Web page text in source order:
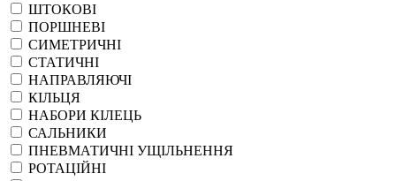
ШТОКОВІ
ПОРШНЕВІ
СИМЕТРИЧНІ
СТАТИЧНІ
НАПРАВЛЯЮЧІ
КІЛЬЦЯ
НАБОРИ КІЛЕЦЬ
САЛЬНИКИ
ПНЕВМАТИЧНІ УЩІЛЬНЕННЯ
РОТАЦІЙНІ